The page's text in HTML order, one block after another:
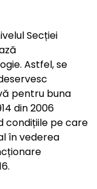
Secției
Astfel, se
pentru buna
din 2006
condițiile pe care
în vederea